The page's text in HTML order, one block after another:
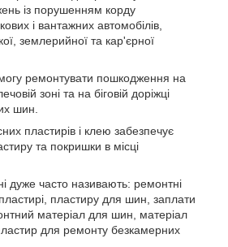
із порушенням корду
і вантажних автомобілів,
землерийної та кар'єрної
ремонтувати пошкодження на
зоні та на біговій доріжці
шин.
пластирів і клею забезпечує
та покришки в місці
дуже часто називають: ремонтні
пластиру для шин, заплати
матеріал для шин, матеріал
для ремонту безкамерних